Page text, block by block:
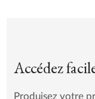
Accédez
Produisez votre